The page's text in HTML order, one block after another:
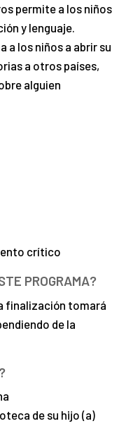
permite a los niños
y lenguaje.
a los niños a abrir su
a otros países,
alguien
crítico
PROGRAMA?
finalización tomará
de la
de su hijo (a)